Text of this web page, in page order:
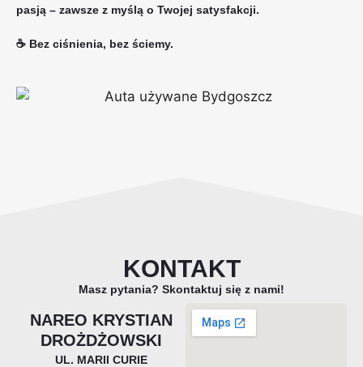
pasją – zawsze z myślą o Twojej satysfakcji.
☕ Bez ciśnienia, bez ściemy.
KONTAKT
Masz pytania? Skontaktuj się z nami!
NAREO KRYSTIAN
DROŻDŻOWSKI
UL. MARII CURIE